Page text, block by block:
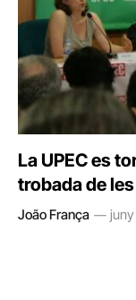
La UPEC es
trobada de
João França